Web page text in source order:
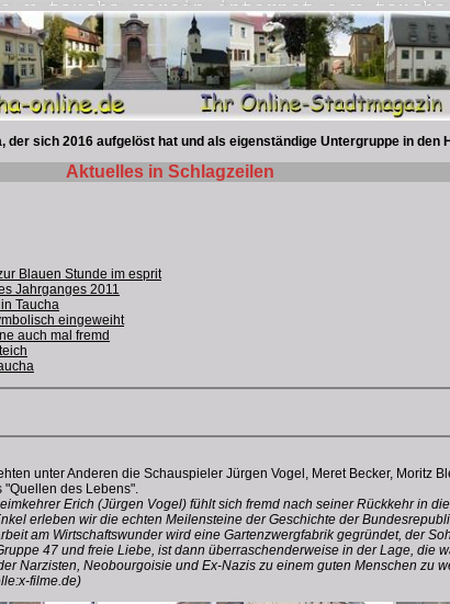
der sich 2016 aufgelöst hat und als eigenständige Untergruppe in den
Aktuelles in Schlagzeilen
Blauen Stunde im esprit
Jahrganges 2011
Taucha
eingeweiht
auch mal fremd
unter Anderen die Schauspieler Jürgen Vogel, Meret Becker, Moritz
des Lebens".
Erich (Jürgen Vogel) fühlt sich fremd nach seiner Rückkehr in
erleben wir die echten Meilensteine der Geschichte der
am Wirtschaftswunder wird eine Gartenzwergfabrik gegründet, der
47 und freie Liebe, ist dann überraschenderweise in der Lage, die
Narzisten, Neobourgoisie und Ex-Nazis zu einem guten Menschen zu
filme.de)